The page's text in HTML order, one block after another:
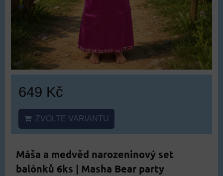
649 Kč
ZVOLTE VARIANTU
Máša a medvěd narozeninový set
balónků 6ks | Masha Bear party